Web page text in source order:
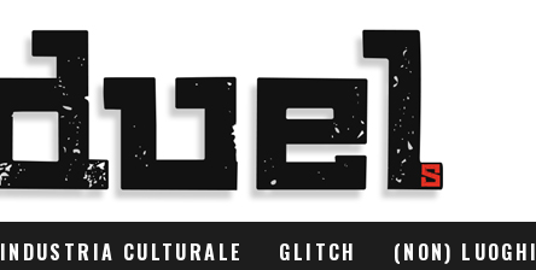
INDUSTRIA CULTURALE GLITCH (NON) LUOGHI